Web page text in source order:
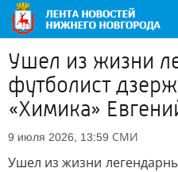
Ушел из жизни
футболист
«Химика»
9 июля 2026, 13:59 СМИ
Ушел из жизни